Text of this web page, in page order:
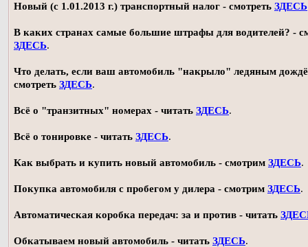
Новый (с 1.01.2013 г.) транспортный налог - смотреть ЗДЕСЬ
В каких странах самые большие штрафы для водителей? -
ЗДЕСЬ.
Что делать, если ваш автомобиль "накрыло" ледяным
смотреть ЗДЕСЬ.
Всё о "транзитных" номерах - читать ЗДЕСЬ.
Всё о тонировке - читать ЗДЕСЬ.
Как выбрать и купить новый автомобиль - смотрим ЗДЕСЬ.
Покупка автомобиля с пробегом у дилера - смотрим ЗДЕСЬ.
Автоматическая коробка передач: за и против - читать
Обкатываем новый автомобиль - читать ЗДЕСЬ.